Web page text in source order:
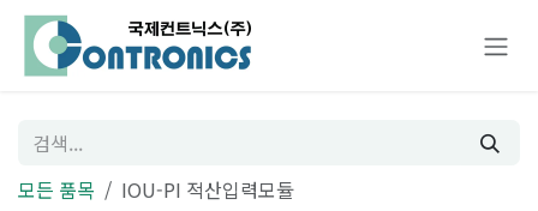
콘텐츠로 건너뛰기
모든 품목 IOU-PI 적산입력모듈